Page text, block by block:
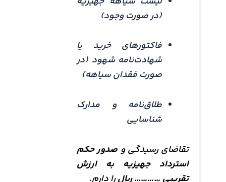
(در صورت وجود)
فاکتورهای خرید یا
شهادت‌نامه شهود (در
صورت فقدان سیاهه)
طلاق‌نامه و مدارک
شناسایی
تقاضای رسیدگی و صدور حکم
استرداد جهیزیه به ارزش
تقریبی ………… ریالرا دارم.